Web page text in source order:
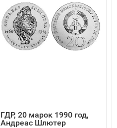
ГДР, 20 марок 1990 год,
Андреас Шлютер